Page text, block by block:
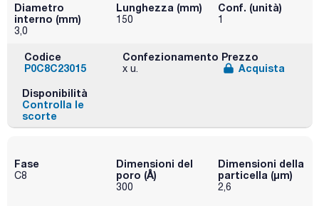
Diametro
interno (mm)
3,0
Lunghezza (mm)
150
Conf. (unità)
1
Codice
P0C8C23015
Confezionamento
x u.
Prezzo
Acquista
Disponibilità
Controlla le
scorte
Fase
C8
Dimensioni del
poro (Å)
300
Dimensioni della
particella (μm)
2,6